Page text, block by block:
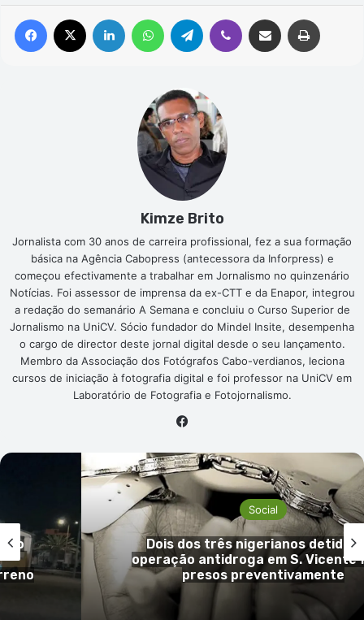
Facebook Linkedin WhatsAppTelegram Viber Compartilhar via e-mail
Kimze Brito
Jornalista com 30 anos de carreira profissional, fez a sua formação
básica na Agência Cabopress (antecessora da Inforpress) e
começou efectivamente a trabalhar em Jornalismo no quinzenário
Notícias. Foi assessor de imprensa da ex-CTT e da Enapor, integrou
a redação do semanário A Semana e concluiu o Curso Superior de
Jornalismo na UniCV. Sócio fundador do Mindel Insite, desempenha
o cargo de director deste jornal digital desde o seu lançamento.
Membro da Associação dos Fotógrafos Cabo-verdianos, leciona
cursos de iniciação à fotografia digital e foi professor na UniCV em
Laboratório de Fotografia e Fotojornalismo.
Social
Mulher de 66 anos em prisão
por tráfico de droga na cidade da